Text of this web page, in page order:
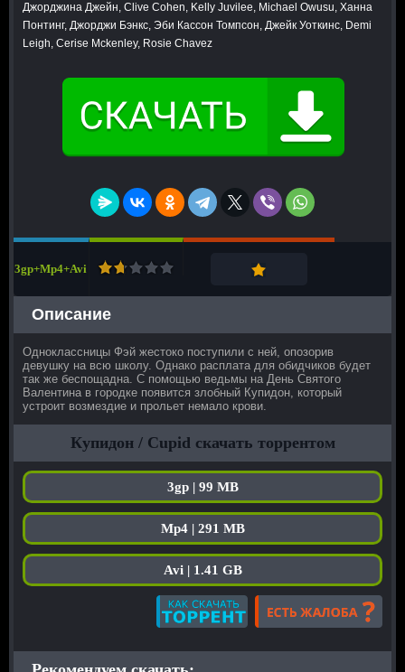
Джорджина Джейн, Clive Cohen, Kelly Juvilee, Michael Owusu, Ханна
Понтинг, Джорджи Бэнкс, Эби Кассон Томпсон, Джейк Уоткинс, Demi
Leigh, Cerise Mckenley, Rosie Chavez
3gp+Mp4+Avi
Описание
Одноклассницы Фэй жестоко поступили с ней, опозорив
девушку на всю школу. Однако расплата для обидчиков будет
так же беспощадна. С помощью ведьмы на День Святого
Валентина в городке появится злобный Купидон, который
устроит возмездие и прольет немало крови.
Купидон / Cupid скачать торрентом
3gp | 99 MB
Mp4 | 291 MB
Avi | 1.41 GB